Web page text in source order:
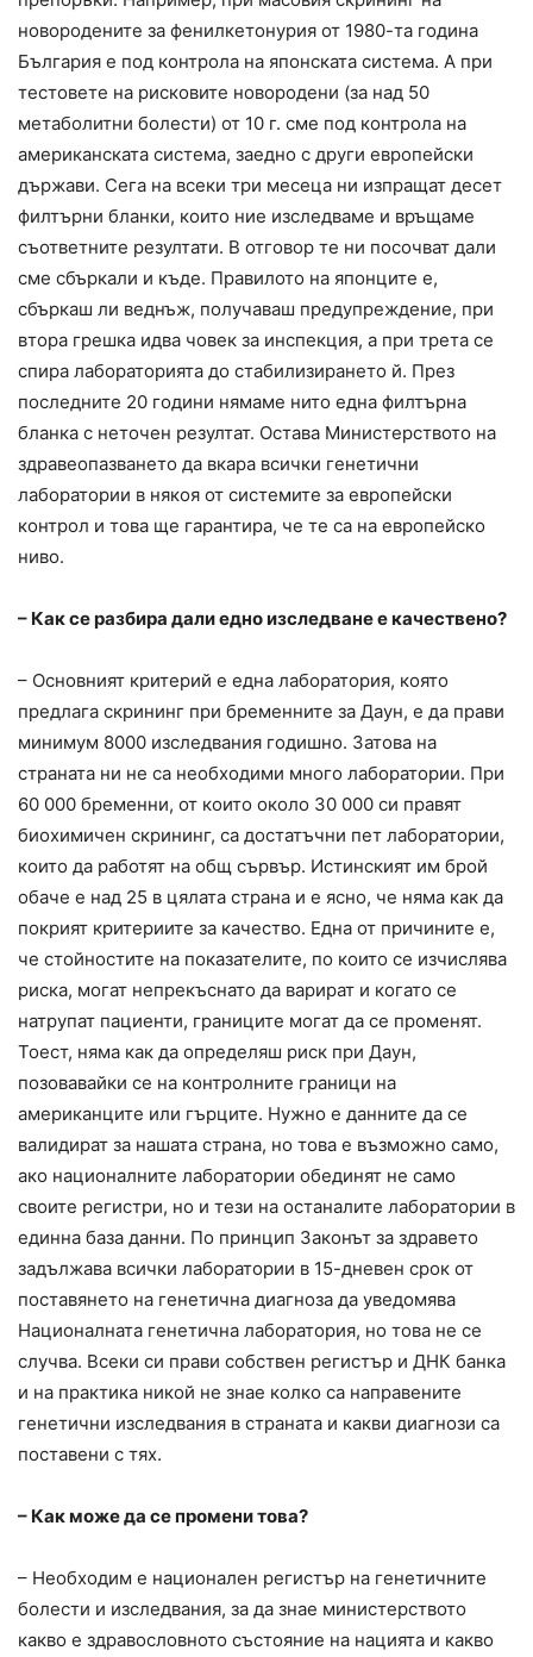
новородените за фенилкетонурия от 1980-та година
България е под контрола на японската система. А при
тестовете на рисковите новородени (за над 50
метаболитни болести) от 10 г. сме под контрола на
американската система, заедно с други европейски
държави. Сега на всеки три месеца ни изпращат десет
филтърни бланки, които ние изследваме и връщаме
съответните резултати. В отговор те ни посочват дали
сме сбъркали и къде. Правилото на японците е,
сбъркаш ли веднъж, получаваш предупреждение, при
втора грешка идва човек за инспекция, а при трета се
спира лабораторията до стабилизирането й. През
последните 20 години нямаме нито една филтърна
бланка с неточен резултат. Остава Министерството на
здравеопазването да вкара всички генетични
лаборатории в някоя от системите за европейски
контрол и това ще гарантира, че те са на европейско
ниво.
– Как се разбира дали едно изследване е качествено?
– Основният критерий е една лаборатория, която
предлага скрининг при бременните за Даун, е да прави
минимум 8000 изследвания годишно. Затова на
страната ни не са необходими много лаборатории. При
60 000 бременни, от които около 30 000 си правят
биохимичен скрининг, са достатъчни пет лаборатории,
които да работят на общ сървър. Истинският им брой
обаче е над 25 в цялата страна и е ясно, че няма как да
покрият критериите за качество. Една от причините е,
че стойностите на показателите, по които се изчислява
риска, могат непрекъснато да варират и когато се
натрупат пациенти, границите могат да се променят.
Тоест, няма как да определяш риск при Даун,
позовавайки се на контролните граници на
американците или гърците. Нужно е данните да се
валидират за нашата страна, но това е възможно само,
ако националните лаборатории обединят не само
своите регистри, но и тези на останалите лаборатории в
единна база данни. По принцип Законът за здравето
задължава всички лаборатории в 15-дневен срок от
поставянето на генетична диагноза да уведомява
Националната генетична лаборатория, но това не се
случва. Всеки си прави собствен регистър и ДНК банка
и на практика никой не знае колко са направените
генетични изследвания в страната и какви диагнози са
поставени с тях.
– Как може да се промени това?
– Необходим е национален регистър на генетичните
болести и изследвания, за да знае министерството
какво е здравословното състояние на нацията и какво